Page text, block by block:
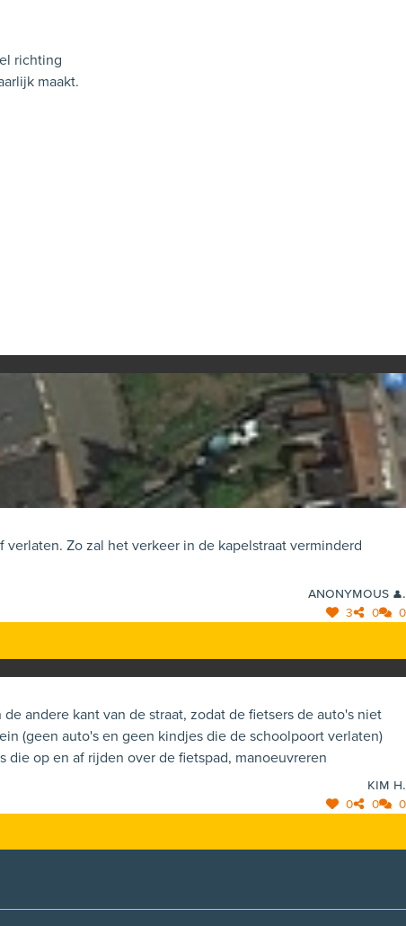
richting
maakt.
Zo zal het verkeer in de kapelstraat verminderd
Anonymous 👤.
3 0 0
andere kant van de straat, zodat de fietsers de auto's niet
die op en af rijden over de fietspad, manoeuvreren
Kim H.
0 0 0